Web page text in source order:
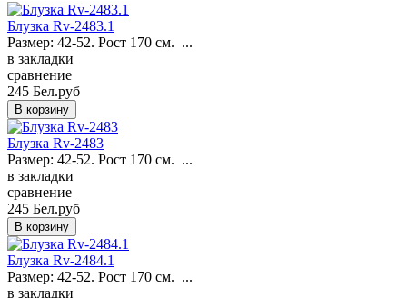
Блузка Rv-2483.1
Размер: 42-52. Рост 170 см. ...
в закладки
сравнение
245 Бел.руб
Блузка Rv-2483
Размер: 42-52. Рост 170 см. ...
в закладки
сравнение
245 Бел.руб
Блузка Rv-2484.1
Размер: 42-52. Рост 170 см. ...
в закладки